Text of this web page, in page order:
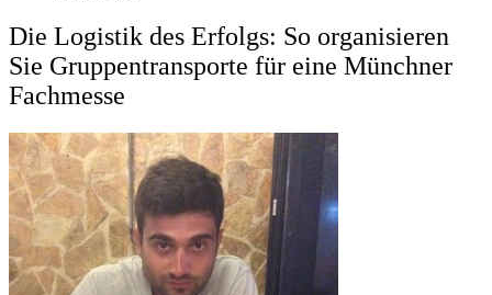
Die Logistik des Erfolgs: So organisieren
Sie Gruppentransporte für eine Münchner
Fachmesse